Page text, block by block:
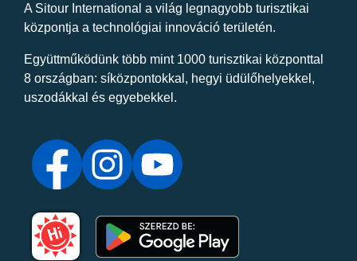
A Sitour International a világ legnagyobb turisztikai
központja a technológiai innováció területén.
Együttműködünk több mint 1000 turisztikai központtal
8 országban: síközpontokkal, hegyi üdülőhelyekkel,
uszodákkal és egyebekkel.